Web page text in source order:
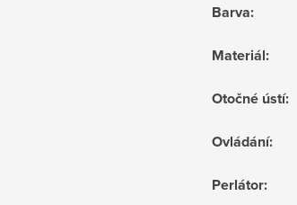
Barva:
Materiál:
Otočné ústí:
Ovládání:
Perlátor: